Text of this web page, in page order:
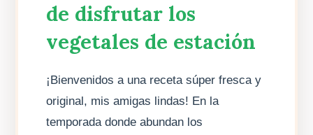
de disfrutar los
vegetales de estación
¡Bienvenidos a una receta súper fresca y
original, mis amigas lindas! En la
temporada donde abundan los